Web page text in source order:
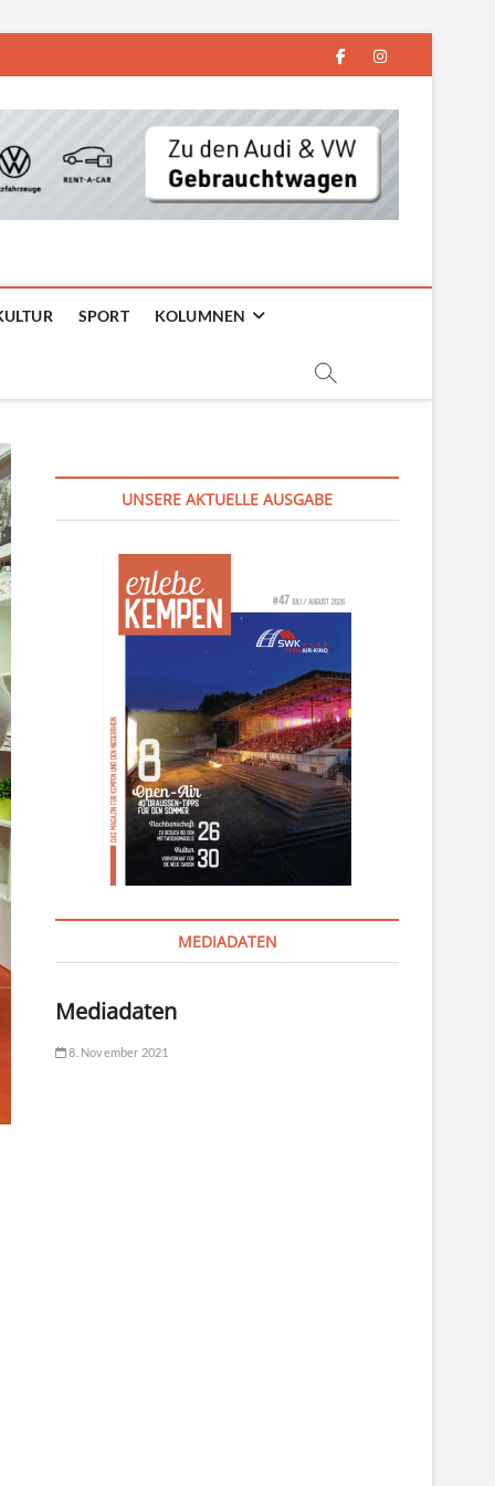
facebookinstagram
SPORT KOLUMNEN
UNSERE AKTUELLE AUSGABE
MEDIADATEN
Mediadaten
8. November 2021